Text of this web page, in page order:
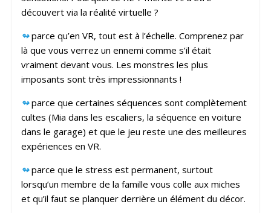
découvert via la réalité virtuelle ?
↬ parce qu’en VR, tout est à l’échelle. Comprenez par
là que vous verrez un ennemi comme s’il était
vraiment devant vous. Les monstres les plus
imposants sont très impressionnants !
↬ parce que certaines séquences sont complètement
cultes (Mia dans les escaliers, la séquence en voiture
dans le garage) et que le jeu reste une des meilleures
expériences en VR.
↬ parce que le stress est permanent, surtout
lorsqu’un membre de la famille vous colle aux miches
et qu’il faut se planquer derrière un élément du décor.